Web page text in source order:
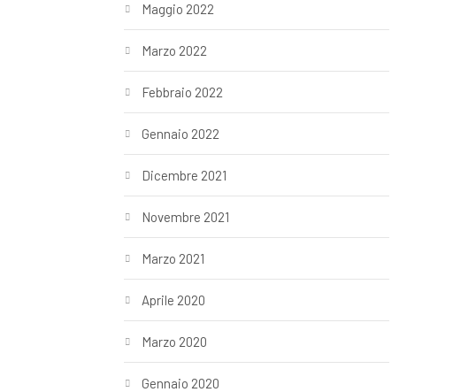
Maggio 2022
Marzo 2022
Febbraio 2022
Gennaio 2022
Dicembre 2021
Novembre 2021
Marzo 2021
Aprile 2020
Marzo 2020
Gennaio 2020